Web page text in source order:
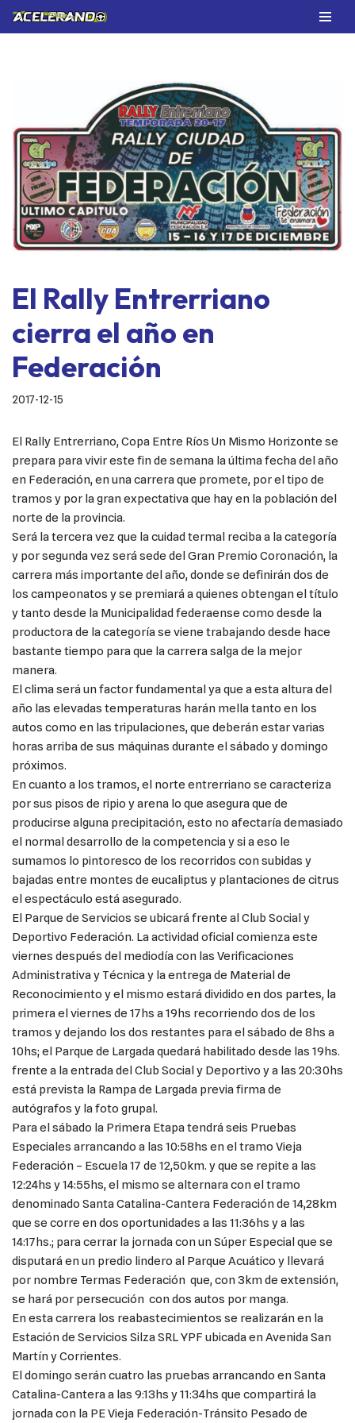
El Rally Entrerriano
cierra el año en
Federación
2017-12-15
El Rally Entrerriano, Copa Entre Ríos Un Mismo Horizonte se
prepara para vivir este fin de semana la última fecha del año
en Federación, en una carrera que promete, por el tipo de
tramos y por la gran expectativa que hay en la población del
norte de la provincia.
Será la tercera vez que la cuidad termal reciba a la categoría
y por segunda vez será sede del Gran Premio Coronación, la
carrera más importante del año, donde se definirán dos de
los campeonatos y se premiará a quienes obtengan el título
y tanto desde la Municipalidad federaense como desde la
productora de la categoría se viene trabajando desde hace
bastante tiempo para que la carrera salga de la mejor
manera.
El clima será un factor fundamental ya que a esta altura del
año las elevadas temperaturas harán mella tanto en los
autos como en las tripulaciones, que deberán estar varias
horas arriba de sus máquinas durante el sábado y domingo
próximos.
En cuanto a los tramos, el norte entrerriano se caracteriza
por sus pisos de ripio y arena lo que asegura que de
producirse alguna precipitación, esto no afectaría demasiado
el normal desarrollo de la competencia y si a eso le
sumamos lo pintoresco de los recorridos con subidas y
bajadas entre montes de eucaliptus y plantaciones de citrus
el espectáculo está asegurado.
El Parque de Servicios se ubicará frente al Club Social y
Deportivo Federación. La actividad oficial comienza este
viernes después del mediodía con las Verificaciones
Administrativa y Técnica y la entrega de Material de
Reconocimiento y el mismo estará dividido en dos partes, la
primera el viernes de 17hs a 19hs recorriendo dos de los
tramos y dejando los dos restantes para el sábado de 8hs a
10hs; el Parque de Largada quedará habilitado desde las 19hs.
frente a la entrada del Club Social y Deportivo y a las 20:30hs
está prevista la Rampa de Largada previa firma de
autógrafos y la foto grupal.
Para el sábado la Primera Etapa tendrá seis Pruebas
Especiales arrancando a las 10:58hs en el tramo Vieja
Federación – Escuela 17 de 12,50km. y que se repite a las
12:24hs y 14:55hs, el mismo se alternara con el tramo
denominado Santa Catalina-Cantera Federación de 14,28km
que se corre en dos oportunidades a las 11:36hs y a las
14:17hs.; para cerrar la jornada con un Súper Especial que se
disputará en un predio lindero al Parque Acuático y llevará
por nombre Termas Federación que, con 3km de extensión,
se hará por persecución con dos autos por manga.
En esta carrera los reabastecimientos se realizarán en la
Estación de Servicios Silza SRL YPF ubicada en Avenida San
Martín y Corrientes.
El domingo serán cuatro las pruebas arrancando en Santa
Catalina-Cantera a las 9:13hs y 11:34hs que compartirá la
jornada con la PE Vieja Federación-Tránsito Pesado de